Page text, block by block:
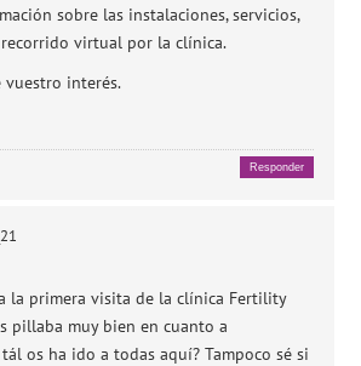
sobre las instalaciones, servicios,
virtual por la clínica.
vuestro interés.
Responder
la primera visita de la clínica Fertility
pillaba muy bien en cuanto a
os ha ido a todas aquí? Tampoco sé si